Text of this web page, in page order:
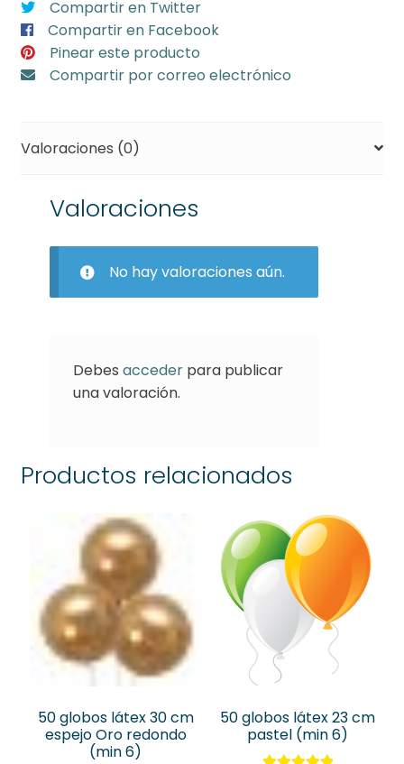
cm
metalizado
(min
6)
Compartir en Twitter
Compartir en Facebook
Pinear este producto
Compartir por correo electrónico
Valoraciones (0)
Valoraciones
No hay valoraciones aún.
Debes accederpara publicar
una valoración.
Productos relacionados
50 globos látex 30 cm
espejo Oro redondo
(min 6)
50 globos látex 23 cm
pastel (min 6)